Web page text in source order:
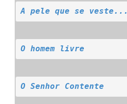
A pele que se veste...
O homem livre
O Senhor Contente